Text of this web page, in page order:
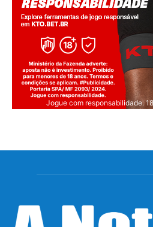
Jogue com responsabilidade.